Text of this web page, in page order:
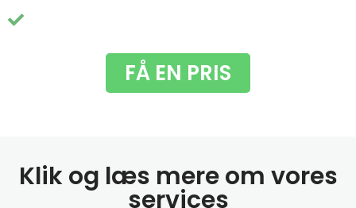
FÅ EN PRIS
Klik og læs mere om vores
services